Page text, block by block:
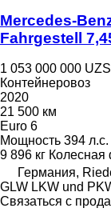
Mercedes-
Fahrgestell
1 053 000 000 UZS
Контейнеровоз
2020
21 500 км
Euro 6
Мощность 394
9 896 кг
Германия,
GLW LKW und
Связаться с